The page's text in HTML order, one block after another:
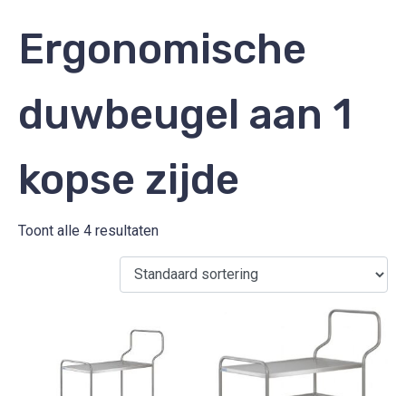
Ergonomische
duwbeugel aan 1
kopse zijde
Toont alle 4 resultaten